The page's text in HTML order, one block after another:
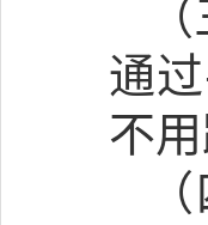
通
不用